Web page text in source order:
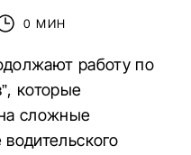
0 МИН
работу по
которые
сложные